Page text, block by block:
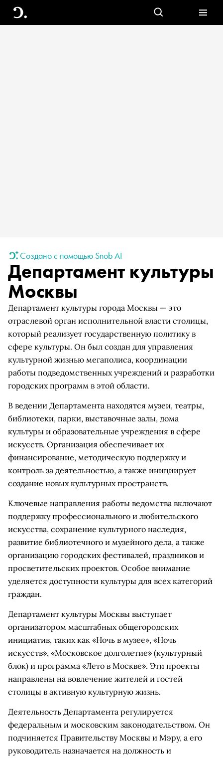
Создано с помощью Snob AI
Департамент культуры
Москвы
Департамент культуры города Москвы — это
отраслевой орган исполнительной власти столицы,
который реализует государственную политику в
сфере культуры. Он был создан для управления
культурной жизнью мегаполиса, координации
работы подведомственных учреждений и разработки
городских программ в этой области.
В ведении Департамента находятся музеи, театры,
библиотеки, парки, выставочные залы, дома
культуры и образовательные учреждения в сфере
искусств. Организация обеспечивает их
финансирование, методическую поддержку и
контроль за деятельностью, а также инициирует
создание новых культурных пространств.
Ключевые направления работы ведомства включают
поддержку профессионального и любительского
искусства, сохранение культурного наследия,
развитие библиотечного и музейного дела, а также
организацию городских фестивалей, праздников и
просветительских проектов. Особое внимание
уделяется доступности культуры для всех категорий
граждан.
Департамент культуры Москвы выступает
организатором масштабных общегородских
инициатив, таких как «Ночь в музее», «Ночь
искусств», «Московское долголетие» (культурный
блок) и программа «Лето в Москве». Эти проекты
направлены на вовлечение жителей и гостей
столицы в активную культурную жизнь.
Деятельность Департамента регулируется
федеральным и московским законодательством. Он
подчиняется Правительству Москвы и Мэру, а его
руководитель назначается на должность и